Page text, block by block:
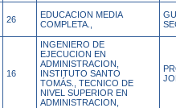
26
EDUCACION MEDIA
COMPLETA.,
16
INGENIERO DE
EJECUCION EN
ADMINISTRACION,
INSTITUTO SANTO
TOMÁS., TECNICO DE
NIVEL SUPERIOR EN
ADMINISTRACION,